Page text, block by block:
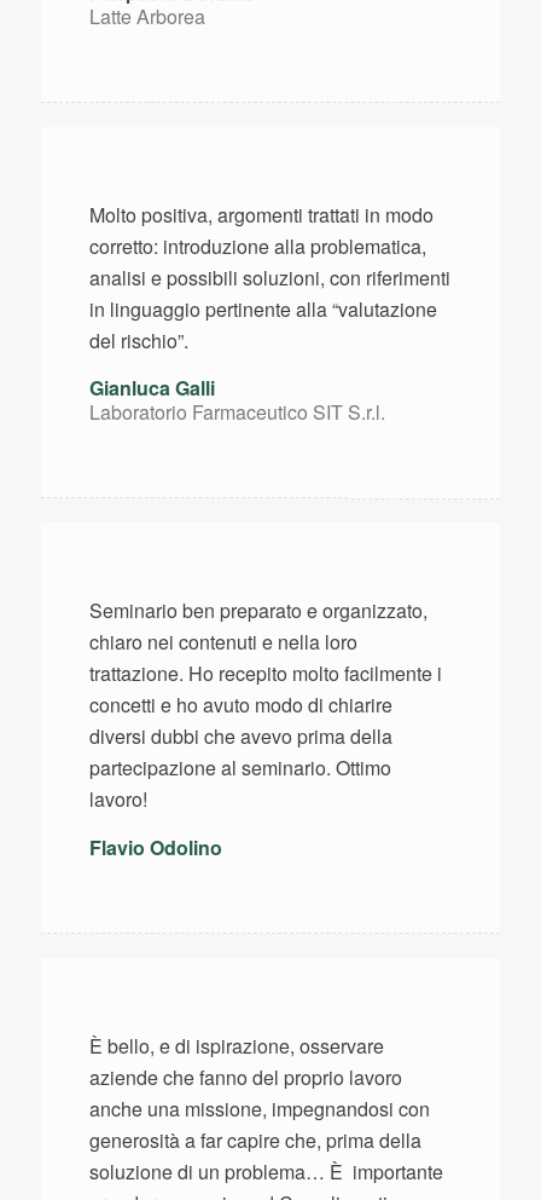
Latte Arborea
Molto positiva, argomenti trattati in modo
corretto: introduzione alla problematica,
analisi e possibili soluzioni, con riferimenti
in linguaggio pertinente alla “valutazione
del rischio”.
Gianluca Galli
Laboratorio Farmaceutico SIT S.r.l.
Seminario ben preparato e organizzato,
chiaro nei contenuti e nella loro
trattazione. Ho recepito molto facilmente i
concetti e ho avuto modo di chiarire
diversi dubbi che avevo prima della
partecipazione al seminario. Ottimo
lavoro!
Flavio Odolino
È bello, e di ispirazione, osservare
aziende che fanno del proprio lavoro
anche una missione, impegnandosi con
generosità a far capire che, prima della
soluzione di un problema… È importante